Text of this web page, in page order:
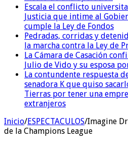
Escala el conflicto
Justicia que intime al
cumple la Ley de Fondos
Pedradas, corridas y
la marcha contra la Ley de
La Cámara de Casación
Julio de Vido y su esposa
La contundente respuesta
senadora K que quiso
Tierras por tener una
extranjeros
Inicio/ESPECTACULOS/Imagine
de la Champions League